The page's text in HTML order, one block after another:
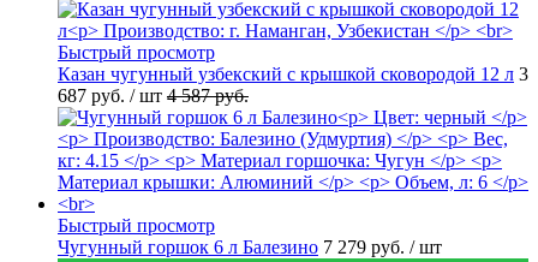
Быстрый просмотр
Казан чугунный узбекский с крышкой сковородой 12 л 3
687 руб. / шт 4 587 руб.
Быстрый просмотр
Чугунный горшок 6 л Балезино 7 279 руб. / шт